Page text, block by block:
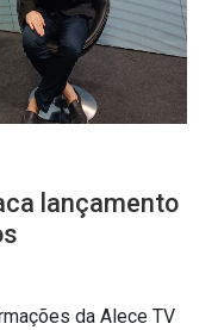
lançamento
da Alece TV